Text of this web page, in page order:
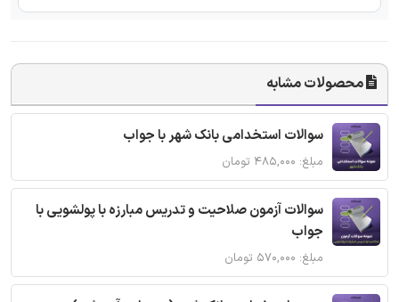
محصولات مشابه
سوالات استخدامی بانک شهر با جواب
مبلغ: ۴۸۵,۰۰۰ تومان
سوالات آزمون صلاحیت و تدریس مبارزه با پولشویی با
جواب
مبلغ: ۵۷۰,۰۰۰ تومان